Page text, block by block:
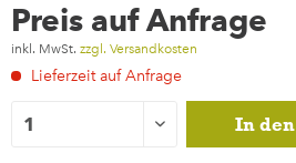
Preis auf Anfrage
inkl. MwSt. zzgl. Versandkosten
Lieferzeit auf Anfrage
In den